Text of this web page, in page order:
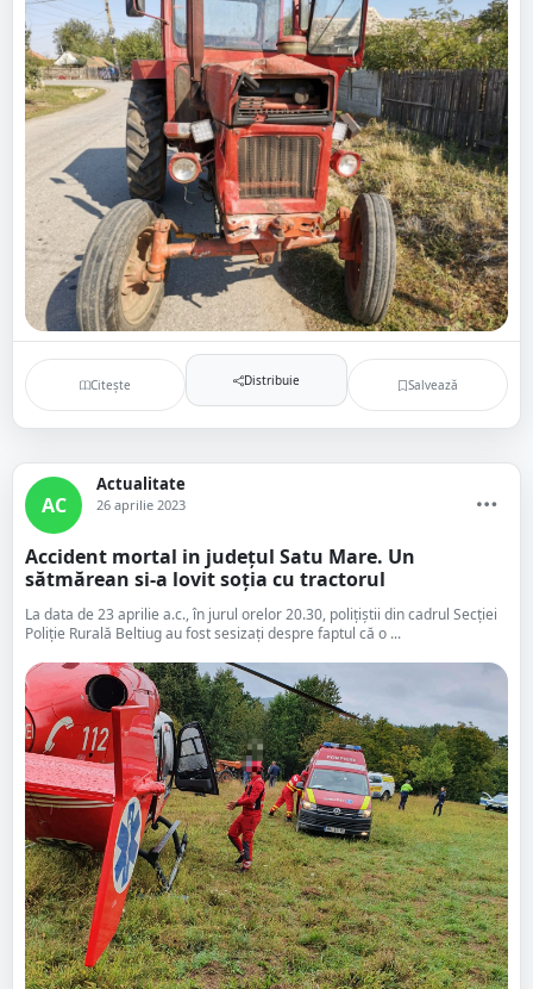
Citește Distribuie Salvează
AC
Actualitate
26 aprilie 2023
Accident mortal in județul Satu Mare. Un
sătmărean si-a lovit soția cu tractorul
La data de 23 aprilie a.c., în jurul orelor 20.30, polițiștii din cadrul Secției
Poliție Rurală Beltiug au fost sesizați despre faptul că o ...